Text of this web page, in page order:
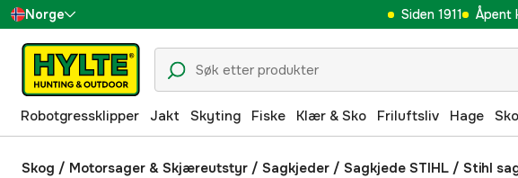
Norge
Sverige
Danmark
Suomi
Deutschland
Siden 1911 Åpent
Robotgressklipper Jakt Skyting Fiske Klær & Sko Friluftsliv Hage
Skog / Motorsager & Skjæreutstyr / Sagkjeder / Sagkjede STIHL / Stihl